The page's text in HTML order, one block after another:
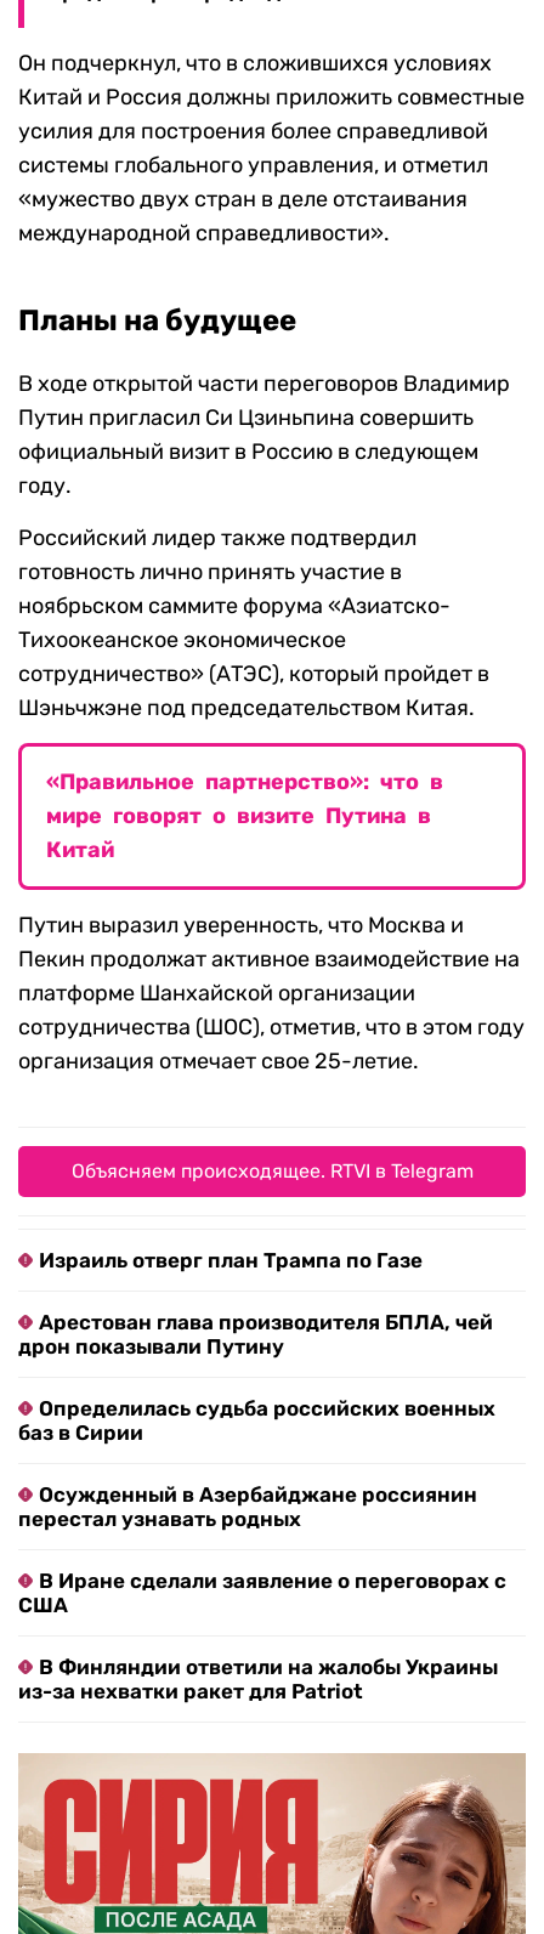
Он подчеркнул, что в сложившихся условиях
Китай и Россия должны приложить совместные
усилия для построения более справедливой
системы глобального управления, и отметил
«мужество двух стран в деле отстаивания
международной справедливости».
Планы на будущее
В ходе открытой части переговоров Владимир
Путин пригласил Си Цзиньпина совершить
официальный визит в Россию в следующем
году.
Российский лидер также подтвердил
готовность лично принять участие в
ноябрьском саммите форума «Азиатско-
Тихоокеанское экономическое
сотрудничество» (АТЭС), который пройдет в
Шэньчжэне под председательством Китая.
«Правильное партнерство»: что в
мире говорят о визите Путина в
Китай
Путин выразил уверенность, что Москва и
Пекин продолжат активное взаимодействие на
платформе Шанхайской организации
сотрудничества (ШОС), отметив, что в этом году
организация отмечает свое 25-летие.
Объясняем происходящее. RTVI в Telegram
Израиль отверг план Трампа по Газе
Арестован глава производителя БПЛА, чей
дрон показывали Путину
Определилась судьба российских военных
баз в Сирии
Осужденный в Азербайджане россиянин
перестал узнавать родных
В Иране сделали заявление о переговорах с
США
В Финляндии ответили на жалобы Украины
из-за нехватки ракет для Patriot